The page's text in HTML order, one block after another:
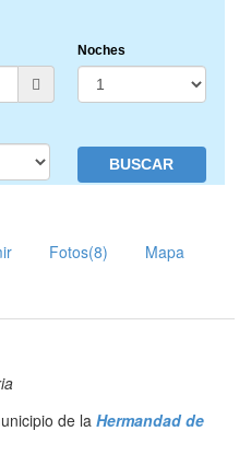
Noches
Fotos(8) Mapa
de la Hermandad de